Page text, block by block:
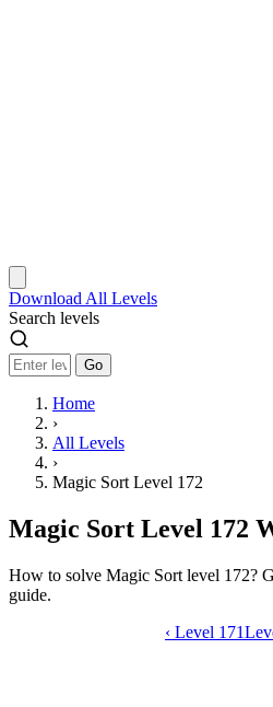
Download All Levels
Search levels
Go
Home
›
All Levels
›
Magic Sort Level 172
Magic Sort Level 172
How to solve Magic Sort level 172?
guide.
‹ Level 171